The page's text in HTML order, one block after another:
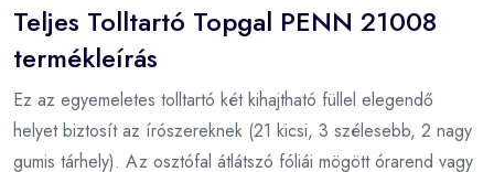
Teljes Tolltartó Topgal PENN 21008
termékleírás
Ez az egyemeletes tolltartó két kihajtható füllel elegendő
helyet biztosít az írószereknek (21 kicsi, 3 szélesebb, 2 nagy
gumis tárhely). Az osztófal átlátszó fóliái mögött órarend vagy